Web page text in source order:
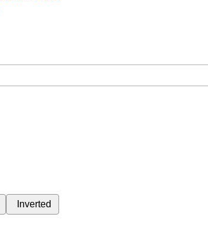
Inverted